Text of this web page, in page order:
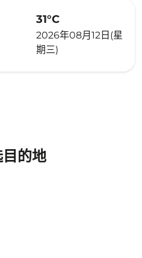
31°C
2026年08月12日(星
期三)
的地